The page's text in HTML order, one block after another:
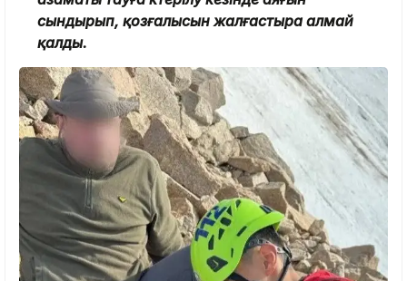
сындырып, қозғалысын жалғастыра алмай
қалды.